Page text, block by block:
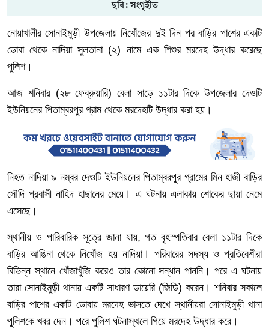
ছবি: সংগৃহীত
নোয়াখালীর সোনাইমুড়ী উপজেলায় নিখোঁজের দুই দিন পর বাড়ির পাশের একটি
ডোবা থেকে নাদিয়া সুলতানা(২) নামে এক শিশুর মরদেহ উদ্ধার করেছে
পুলিশ।
আজ শনিবার(২৮ ফেব্রুয়ারি)বেলা সাড়ে ১১টার দিকে উপজেলার দেওটি
ইউনিয়নের পিতাম্বরপুর গ্রাম থেকে মরদেহটি উদ্ধার করা হয়।
নিহত নাদিয়া ৯ নম্বর দেওটি ইউনিয়নের পিতাম্বরপুর গ্রামের মিন হাজী বাড়ির
সৌদি প্রবাসী নাহিদ হাছানের মেয়ে। এ ঘটনায় এলাকায় শোকের ছায়া নেমে
এসেছে।
স্থানীয় ও পারিবারিক সূত্রে জানা যায়,গত বৃহস্পতিবার বেলা ১১টার দিকে
বাড়ির আঙিনা থেকে নিখোঁজ হয় নাদিয়া। পরিবারের সদস্য ও প্রতিবেশীরা
বিভিন্ন স্থানে খোঁজাখুঁজি করেও তার কোনো সন্ধান পাননি। পরে এ ঘটনায়
তারা সোনাইমুড়ী থানায় একটি সাধারণ ডায়েরি(জিডি) করেন। শনিবার সকালে
বাড়ির পাশের একটি ডোবায় মরদেহ ভাসতে দেখে স্থানীয়রা সোনাইমুড়ী থানা
পুলিশকে খবর দেন। পরে পুলিশ ঘটনাস্থলে গিয়ে মরদেহ উদ্ধার করে।